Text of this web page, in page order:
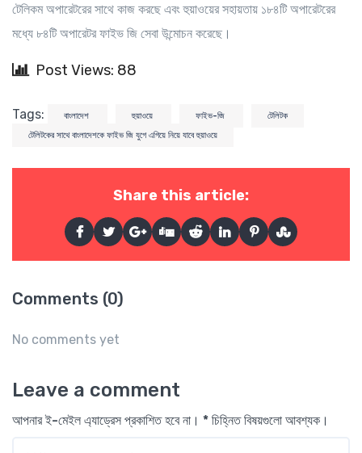
টেলিকম অপারেটরের সাথে কাজ করছে এবং হুয়াওয়ের সহায়তায় ১৮৪টি অপারেটরের
মধ্যে ৮৪টি অপারেটর ফাইভ জি সেবা উন্মোচন করেছে।
Post Views: 88
Tags: বাংলাদেশ হুয়াওয়ে ফাইভ-জি
টেলিটক
টেলিটকের সাথে বাংলাদেশকে ফাইভ জি যুগে এগিয়ে নিয়ে যাবে হুয়াওয়ে
Share this article:
Comments (0)
No comments yet
Leave a comment
আপনার ই-মেইল এ্যাড্রেস প্রকাশিত হবে না। * চিহ্নিত বিষয়গুলো আবশ্যক।